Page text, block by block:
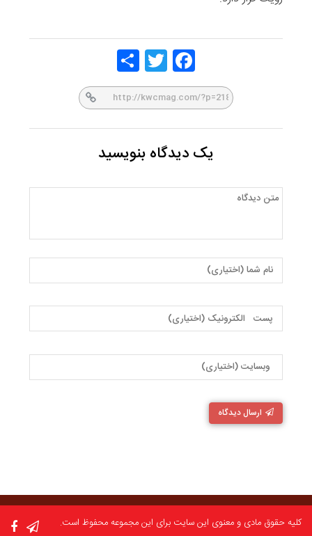
Face
Twitt
یک دیدگاه بنویسید
ارسال دیدگاه
کلیه حقوق مادی و معنوی این سایت برای این مجموعه محفوظ است.